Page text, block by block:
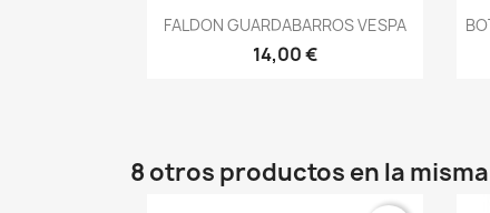
 Vista rápida
FALDON GUARDABARROS VESPA
14,00 €
8 otros productos en la